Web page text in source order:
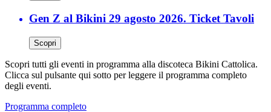
Gen Z al Bikini 29 agosto 2026. Ticket Tavoli
Scopri
Scopri tutti gli eventi in programma alla discoteca Bikini Cattolica.
Clicca sul pulsante qui sotto per leggere il programma completo
degli eventi.
Programma completo